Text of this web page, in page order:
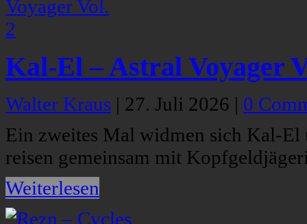
Kal-El – Astral Voyager
Walter Kraus | 27. Juli 2026 | 0
Ein zweites Mal widmen sich Kal-El
reisen gemeinsam mit
Weiterlesen